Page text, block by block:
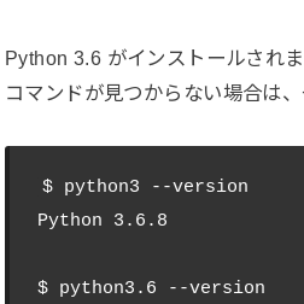
Python 3.6 がインストールされ
コマンドが見つからない場合は
$ python3 --version
Python 3.6.8
$ python3.6 --version